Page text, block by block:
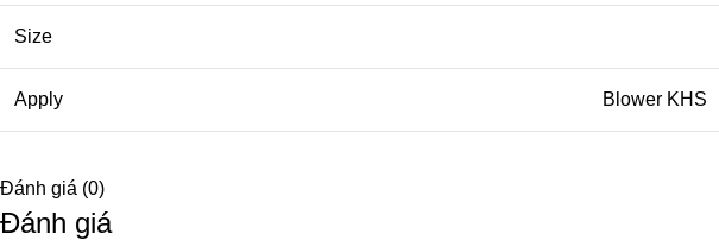
Size
Apply Blower KHS
Đánh giá (0)
Đánh giá